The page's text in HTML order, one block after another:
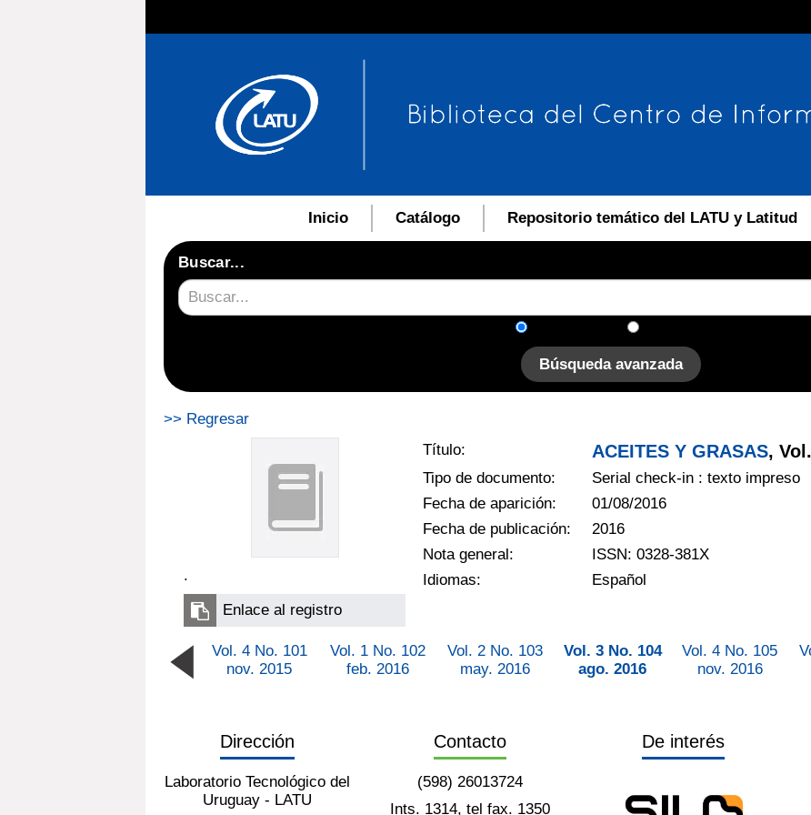
Inicio Catálogo Repositorio temático del LATU y Latitud
Buscar...
Búsqueda avanzada
>> Regresar
.
Enlace al registro
Título: ACEITES Y GRASAS,
Tipo de documento:
Serial check-in : texto impreso
Fecha de aparición:
01/08/2016
Fecha de publicación:
2016
Nota general:
ISSN: 0328-381X
Idiomas:
Español
Vol. 4 No. 101
nov. 2015
Vol. 1 No. 102
feb. 2016
Vol. 2 No. 103
may. 2016
Vol. 3 No. 104
ago. 2016
Vol. 4 No. 105
nov. 2016
Dirección
Laboratorio Tecnológico del
Uruguay - LATU
Contacto
(598) 26013724
Ints. 1314, tel fax. 1350
De interés